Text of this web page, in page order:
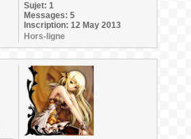
Sujet: 1
Messages: 5
Inscription: 12 May 2013
Hors-ligne